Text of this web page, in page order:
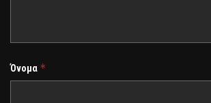
Όνομα *